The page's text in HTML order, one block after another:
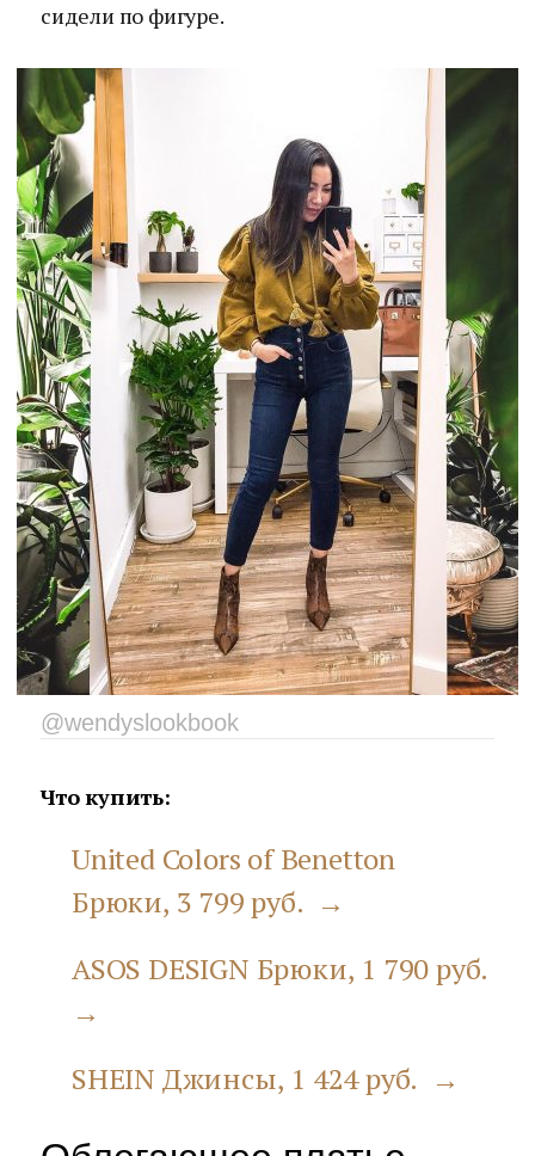
сидели по фигуре.
@wendyslookbook
Что купить:
United Colors of Benetton
Брюки, 3 799 руб. →
ASOS DESIGN Брюки, 1 790 руб.
→
SHEIN Джинсы, 1 424 руб. →